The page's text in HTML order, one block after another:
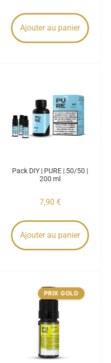
Ajouter au panier
Pack DIY | PURE | 50/50 |
200 ml
7,90 €
Ajouter au panier
PRIX GOLD